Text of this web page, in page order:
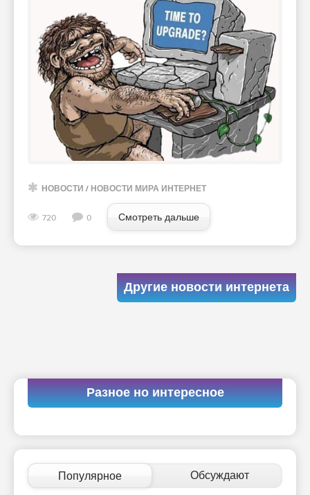
НОВОСТИ / НОВОСТИ МИРА ИНТЕРНЕТ
720 0 Смотреть дальше
Другие новости интернета
Разное но интересное
Популярное Обсуждают